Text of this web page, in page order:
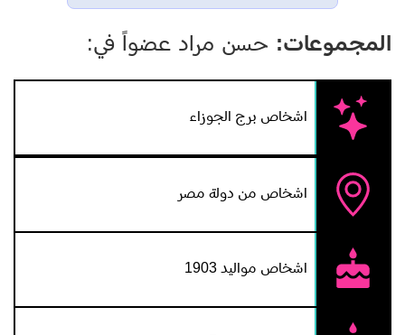
المجموعات: حسن مراد عضواً في:
اشخاص برج الجوزاء
اشخاص من دولة مصر
اشخاص مواليد 1903